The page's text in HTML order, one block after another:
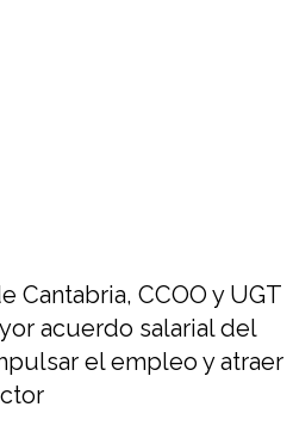
CCOO y UGT
salarial del
el empleo y atraer